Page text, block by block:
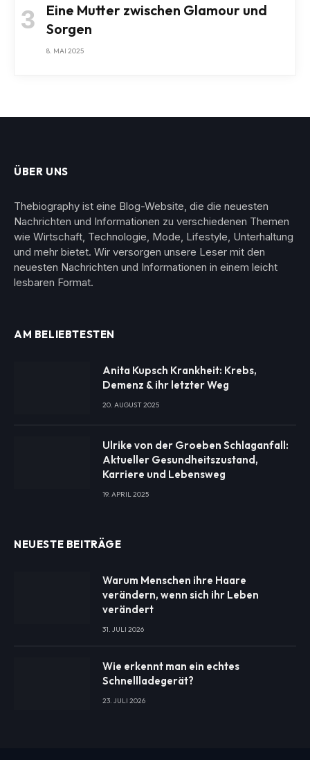
Eine Mutter zwischen Glamour und
Sorgen
8. MAI 2025
ÜBER UNS
Thebiography ist eine Blog-Website, die die neuesten
Nachrichten und Informationen zu verschiedenen Themen
wie Wirtschaft, Technologie, Mode, Lifestyle, Unterhaltung
und mehr bietet. Wir versorgen unsere Leser mit den
neuesten Nachrichten und Informationen in einem leicht
lesbaren Format.
AM BELIEBTESTEN
Anita Kupsch Krankheit: Krebs,
Demenz & ihr letzter Weg
20. AUGUST 2025
Ulrike von der Groeben Schlaganfall:
Aktueller Gesundheitszustand,
Karriere und Lebensweg
19. APRIL 2025
NEUESTE BEITRÄGE
Warum Menschen ihre Haare
verändern, wenn sich ihr Leben
verändert
31. JULI 2026
Wie erkennt man ein echtes
Schnellladegerät?
23. JULI 2026